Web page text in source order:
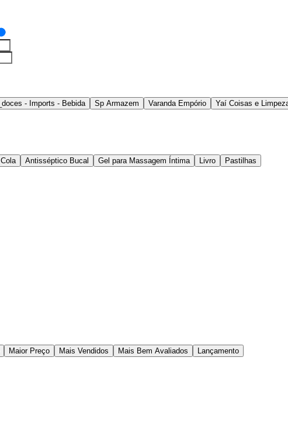
- Imports - Bebida Sp Armazem Varanda Empório Yaí Coisas e
Antisséptico Bucal Gel para Massagem Íntima Livro
Pastilhas
Maior Preço Mais Vendidos Mais Bem Avaliados Lançamento